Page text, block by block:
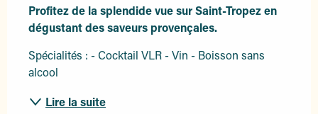
Profitez de la splendide vue sur Saint-Tropez en
dégustant des saveurs provençales.
Spécialités : - Cocktail VLR - Vin - Boisson sans
alcool
Lire la suite